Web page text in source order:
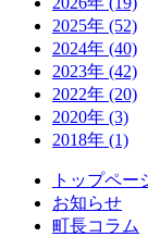
2025年 (52)
2024年 (40)
2023年 (42)
2022年 (20)
2020年 (3)
2018年 (1)
トップペー
お知らせ
町長コラム